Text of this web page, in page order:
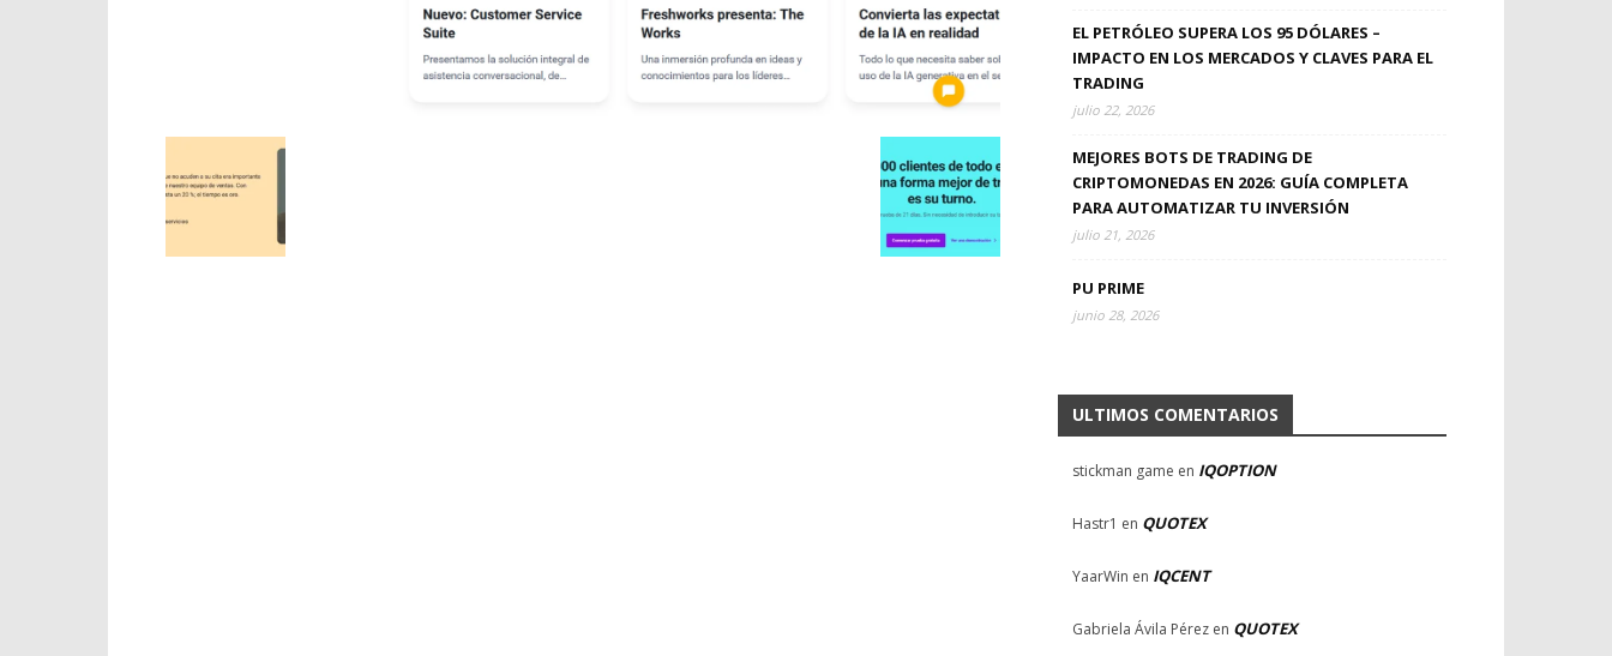
EL PETRÓLEO SUPERA LOS 95 DÓLARES –
IMPACTO EN LOS MERCADOS Y CLAVES PARA EL
TRADING
julio 22, 2026
MEJORES BOTS DE TRADING DE
CRIPTOMONEDAS EN 2026: GUÍA COMPLETA
PARA AUTOMATIZAR TU INVERSIÓN
julio 21, 2026
PU PRIME
junio 28, 2026
ULTIMOS COMENTARIOS
stickman game en IQOPTION
Hastr1 en QUOTEX
YaarWin en IQCENT
Gabriela Ávila Pérez en QUOTEX